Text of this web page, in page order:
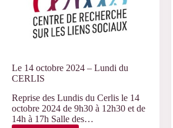
Le 14 octobre 2024 – Lundi du
CERLIS
Reprise des Lundis du Cerlis le 14
octobre 2024 de 9h30 à 12h30 et de
14h à 17h Salle des…